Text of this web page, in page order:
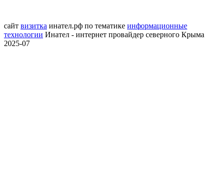
сайт визитка инател.рф по тематике информационные
технологии Инател - интернет провайдер северного Крыма
2025-07